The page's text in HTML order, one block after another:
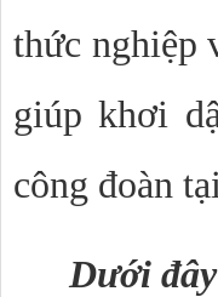
thức nghiệp
giúp khơi
công đoàn
Dưới